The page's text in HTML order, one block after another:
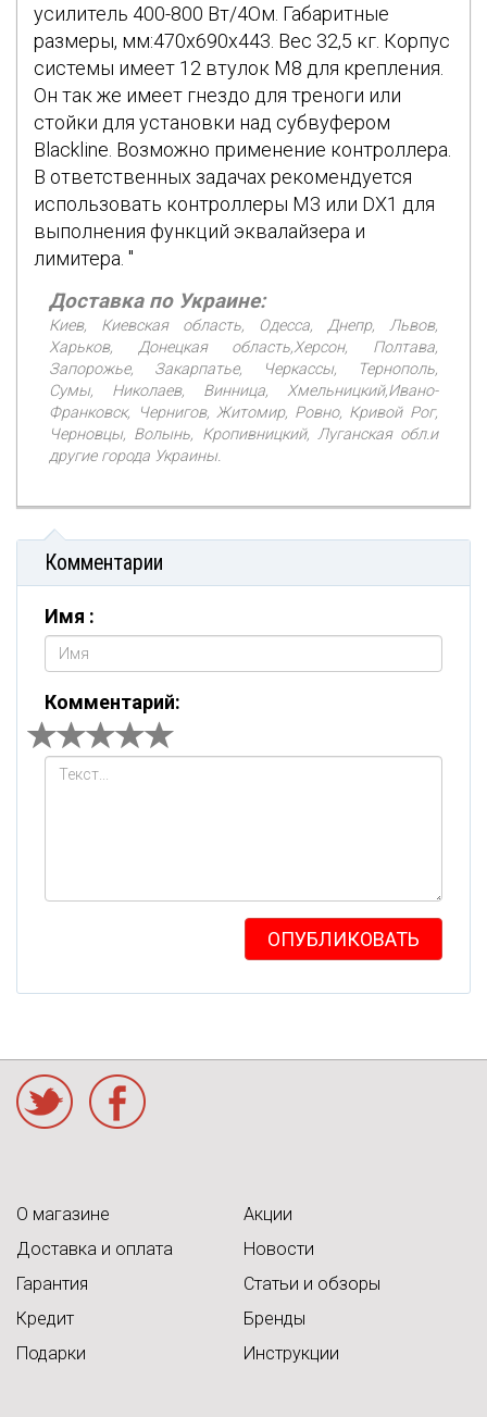
усилитель 400-800 Вт/4Ом. Габаритные
размеры, мм:470х690х443. Вес 32,5 кг. Корпус
системы имеет 12 втулок M8 для крепления.
Он так же имеет гнездо для треноги или
стойки для установки над субвуфером
Blackline. Возможно применение контроллера.
В ответственных задачах рекомендуется
использовать контроллеры M3 или DX1 для
выполнения функций эквалайзера и
лимитера. "
Доставка по Украине:
Киев, Киевская область, Одесса, Днепр, Львов,
Харьков, Донецкая область,Херсон, Полтава,
Запорожье, Закарпатье, Черкассы, Тернополь,
Сумы, Николаев, Винница, Хмельницкий,Ивано-
Франковск, Чернигов, Житомир, Ровно, Кривой Рог,
Черновцы, Волынь, Кропивницкий, Луганская обл.и
другие города Украины.
Комментарии
Имя :
Комментарий:
ОПУБЛИКОВАТЬ
О магазине
Доставка и оплата
Гарантия
Кредит
Подарки
Акции
Новости
Статьи и обзоры
Бренды
Инструкции